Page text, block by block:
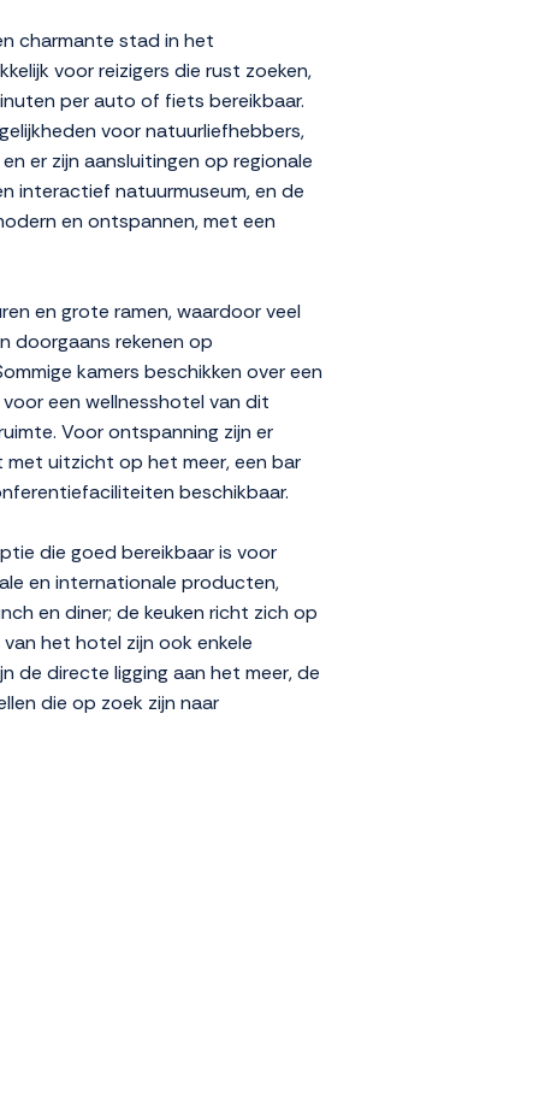
charmante stad in het
voor reizigers die rust zoeken,
per auto of fiets bereikbaar.
voor natuurliefhebbers,
er zijn aansluitingen op regionale
interactief natuurmuseum, en de
en ontspannen, met een
en grote ramen, waardoor veel
doorgaans rekenen op
kamers beschikken over een
een wellnesshotel van dit
Voor ontspanning zijn er
met uitzicht op het meer, een bar
beschikbaar.
die goed bereikbaar is voor
en internationale producten,
en diner; de keuken richt zich op
het hotel zijn ook enkele
de directe ligging aan het meer, de
die op zoek zijn naar